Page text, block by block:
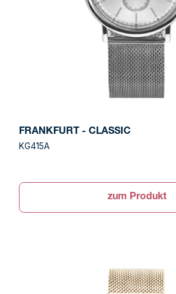
FRANKFURT - CLASSIC
KG415A
zum Produkt